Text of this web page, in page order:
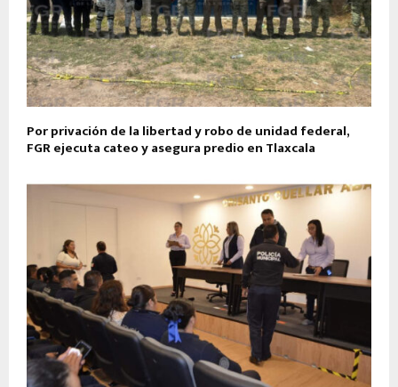
Por privación de la libertad y robo de unidad federal,
FGR ejecuta cateo y asegura predio en Tlaxcala